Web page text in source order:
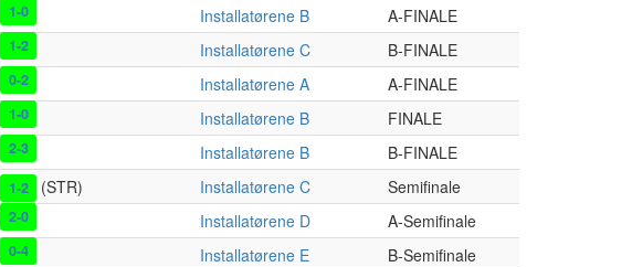
1-0 Installatørene B
A-FINALE
1-2 Installatørene C
B-FINALE
0-2 Installatørene A
A-FINALE
1-0 Installatørene B
FINALE
2-3 Installatørene B
B-FINALE
1-2 (STR) Installatørene C
Semifinale
2-0 Installatørene D
A-Semifinale
0-4 Installatørene E
B-Semifinale